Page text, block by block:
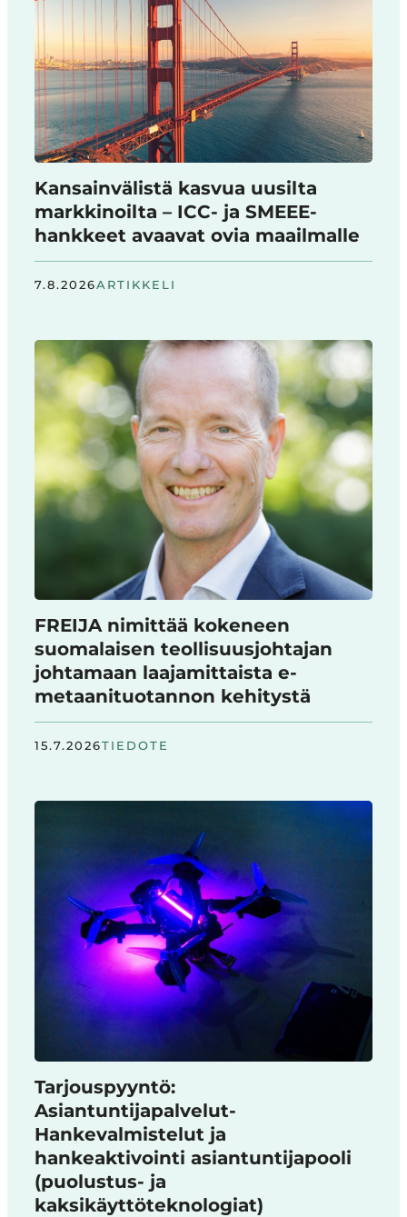
Kansainvälistä kasvua uusilta
markkinoilta – ICC- ja SMEEE-
hankkeet avaavat ovia maailmalle
7.8.2026ARTIKKELI
FREIJA nimittää kokeneen
suomalaisen teollisuusjohtajan
johtamaan laajamittaista e-
metaanituotannon kehitystä
15.7.2026TIEDOTE
Tarjouspyyntö:
Asiantuntijapalvelut-
Hankevalmistelut ja
hankeaktivointi asiantuntijapooli
(puolustus- ja
kaksikäyttöteknologiat)